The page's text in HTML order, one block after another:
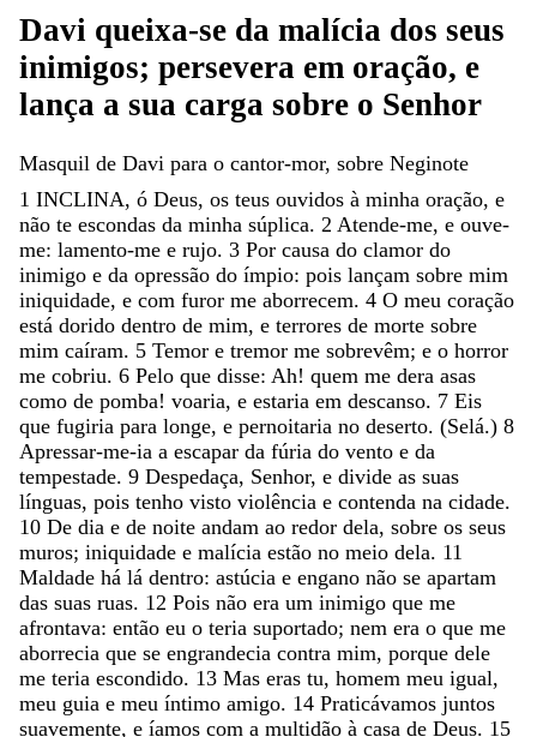
Davi queixa-se da malícia dos seus
inimigos; persevera em oração, e
lança a sua carga sobre o Senhor
Masquil de Davi para o cantor-mor, sobre Neginote
1 INCLINA, ó Deus, os teus ouvidos à minha oração, e
não te escondas da minha súplica. 2 Atende-me, e ouve-
me: lamento-me e rujo. 3 Por causa do clamor do
inimigo e da opressão do ímpio: pois lançam sobre mim
iniquidade, e com furor me aborrecem. 4 O meu coração
está dorido dentro de mim, e terrores de morte sobre
mim caíram. 5 Temor e tremor me sobrevêm; e o horror
me cobriu. 6 Pelo que disse: Ah! quem me dera asas
como de pomba! voaria, e estaria em descanso. 7 Eis
que fugiria para longe, e pernoitaria no deserto. (Selá.) 8
Apressar-me-ia a escapar da fúria do vento e da
tempestade. 9 Despedaça, Senhor, e divide as suas
línguas, pois tenho visto violência e contenda na cidade.
10 De dia e de noite andam ao redor dela, sobre os seus
muros; iniquidade e malícia estão no meio dela. 11
Maldade há lá dentro: astúcia e engano não se apartam
das suas ruas. 12 Pois não era um inimigo que me
afrontava: então eu o teria suportado; nem era o que me
aborrecia que se engrandecia contra mim, porque dele
me teria escondido. 13 Mas eras tu, homem meu igual,
meu guia e meu íntimo amigo. 14 Praticávamos juntos
suavemente, e íamos com a multidão à casa de Deus. 15